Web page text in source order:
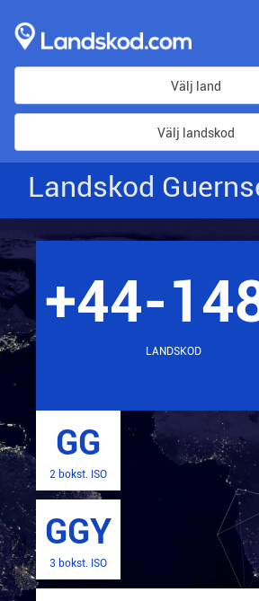
Välj land
Välj landskod
Landskod
+44-
LANDSKOD
GG
2 bokst. ISO
GGY
3 bokst. ISO